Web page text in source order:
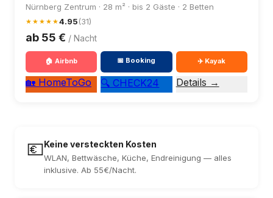
Nürnberg Zentrum · 28 m² · bis 2 Gäste · 2 Betten
★★★★★4.95(31)
ab 55 € / Nacht
🏠 Airbnb 📅 Booking ✈️ Kayak
🏡 HomeToGo 🔍 CHECK24 Details →
💶Keine versteckten Kosten
WLAN, Bettwäsche, Küche, Endreinigung — alles
inklusive. Ab 55€/Nacht.